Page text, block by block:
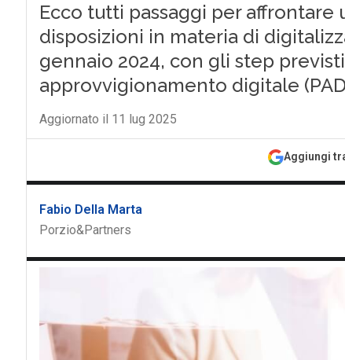
Ecco tutti passaggi per
disposizioni in materia di
gennaio 2024, con gli step
approvvigionamento digitale
Aggiornato il 11 lug 2025
Aggiungi
Fabio Della Marta
Porzio&Partners
A
C C